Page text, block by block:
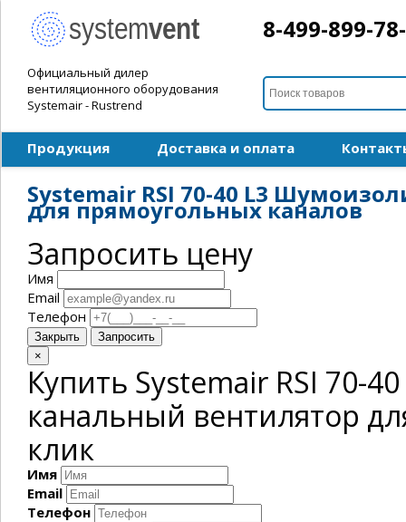
Официальный дилер
вентиляционного оборудования
Systemair - Rustrend
8-499-899-
Продукция Доставка и оплата
Systemair RSI 70-40 L3
для прямоугольных каналов
Запросить цену
Имя
Email
Телефон
Закрыть
Запросить
×
Купить Systemair RSI 70-
канальный вентилятор
клик
Имя
Email
Телефон